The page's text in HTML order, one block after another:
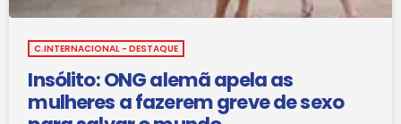
C.INTERNACIONAL - DESTAQUE
Insólito: ONG alemã apela as
mulheres a fazerem greve de sexo